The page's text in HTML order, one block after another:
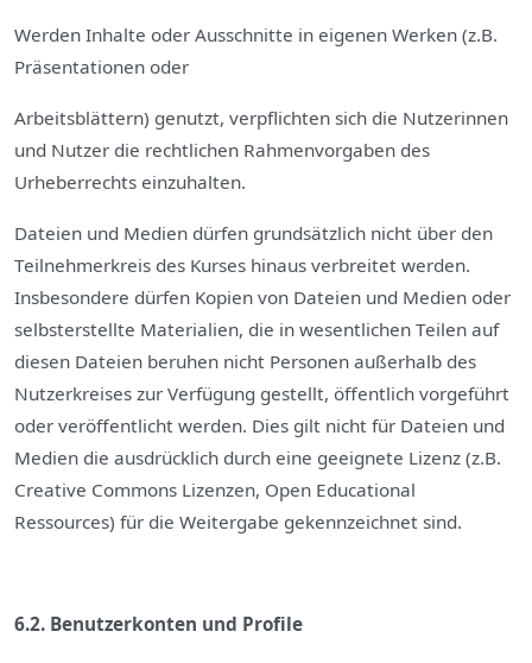
Werden Inhalte oder Ausschnitte in eigenen Werken (z.B.
Präsentationen oder
Arbeitsblättern) genutzt, verpflichten sich die Nutzerinnen
und Nutzer die rechtlichen Rahmenvorgaben des
Urheberrechts einzuhalten.
Dateien und Medien dürfen grundsätzlich nicht über den
Teilnehmerkreis des Kurses hinaus verbreitet werden.
Insbesondere dürfen Kopien von Dateien und Medien oder
selbsterstellte Materialien, die in wesentlichen Teilen auf
diesen Dateien beruhen nicht Personen außerhalb des
Nutzerkreises zur Verfügung gestellt, öffentlich vorgeführt
oder veröffentlicht werden. Dies gilt nicht für Dateien und
Medien die ausdrücklich durch eine geeignete Lizenz (z.B.
Creative Commons Lizenzen, Open Educational
Ressources) für die Weitergabe gekennzeichnet sind.
6.2. Benutzerkonten und Profile